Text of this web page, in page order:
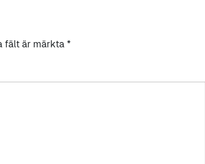
fält är märkta *